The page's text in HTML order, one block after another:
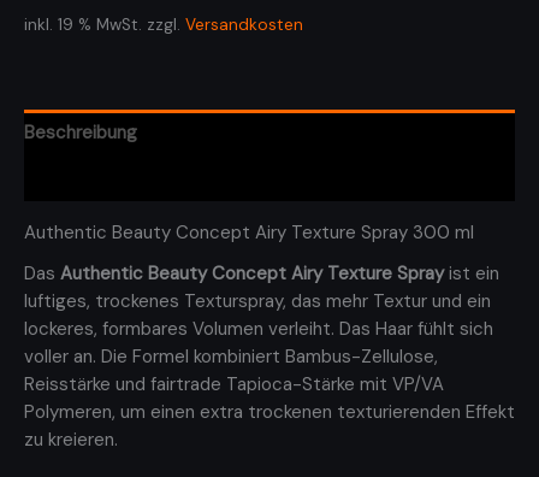
Menge
inkl. 19 % MwSt. zzgl. Versandkosten
Beschreibung
Authentic Beauty Concept Airy Texture Spray 300 ml
Das Authentic Beauty Concept Airy Texture Sprayist ein
luftiges, trockenes Texturspray, das mehr Textur und ein
lockeres, formbares Volumen verleiht. Das Haar fühlt sich
voller an. Die Formel kombiniert Bambus-Zellulose,
Reisstärke und fairtrade Tapioca-Stärke mit VP/VA
Polymeren, um einen extra trockenen texturierenden Effekt
zu kreieren.